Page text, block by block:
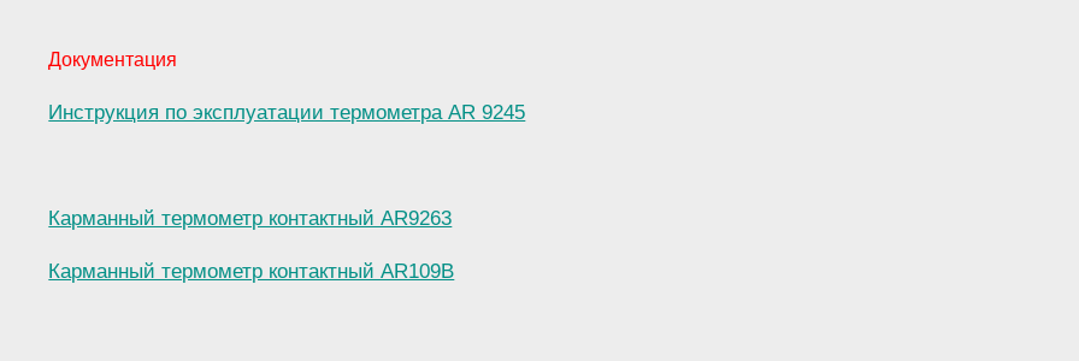
Документация
Инструкция по эксплуатации термометра AR 9245
Карманный термометр контактный AR9263
Карманный термометр контактный AR109B